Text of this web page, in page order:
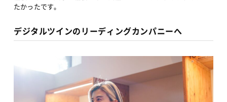
たかったです。
デジタルツインのリーディングカンパニーへ